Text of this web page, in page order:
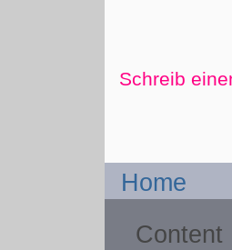
Schreib
Home
Content